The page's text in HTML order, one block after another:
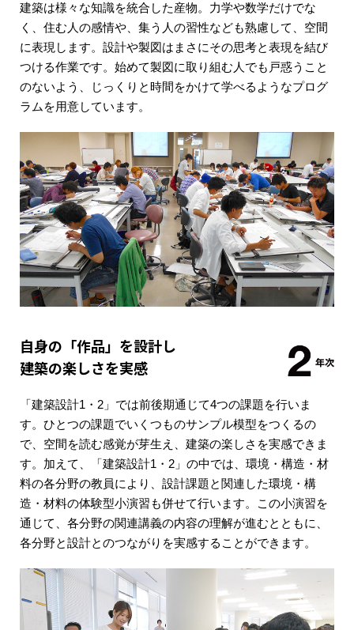
建築は様々な知識を統合した産物。力学や数学だけでな
く、住む人の感情や、集う人の習性なども熟慮して、空間
に表現します。設計や製図はまさにその思考と表現を結び
つける作業です。始めて製図に取り組む人でも戸惑うこと
のないよう、じっくりと時間をかけて学べるようなプログ
ラムを用意しています。
自身の「作品」を設計し
建築の楽しさを実感
「建築設計1・2」では前後期通じて4つの課題を行いま
す。ひとつの課題でいくつものサンプル模型をつくるの
で、空間を読む感覚が芽生え、建築の楽しさを実感できま
す。加えて、「建築設計1・2」の中では、環境・構造・材
料の各分野の教員により、設計課題と関連した環境・構
造・材料の体験型小演習も併せて行います。この小演習を
通じて、各分野の関連講義の内容の理解が進むとともに、
各分野と設計とのつながりを実感することができます。